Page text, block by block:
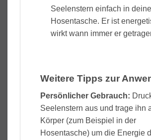
Seelenstern einfach in deine
Hosentasche. Er ist
wirkt wann immer er
Weitere Tipps zur
Persönlicher Gebrauch:
Seelenstern aus und trage ihn
Körper (zum Beispiel in der
Hosentasche) um die Energie